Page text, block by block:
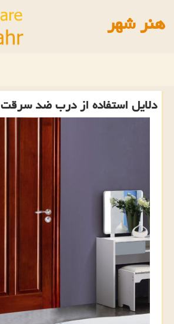
هنر شهر
دلایل استفاده از درب ضد سرقت